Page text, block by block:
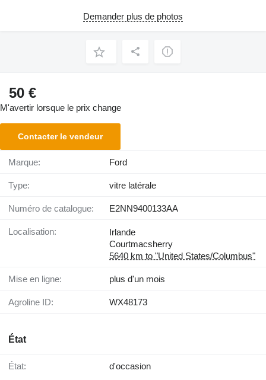
Demander plus de photos
50 €
M'avertir lorsque le prix change
Contacter le vendeur
Marque: Ford
Type: vitre latérale
Numéro de catalogue: E2NN9400133AA
Localisation:
Irlande
Courtmacsherry
5640 km to "United States/Columbus"
Mise en ligne: plus d'un mois
Agroline ID: WX48173
État
État: d'occasion